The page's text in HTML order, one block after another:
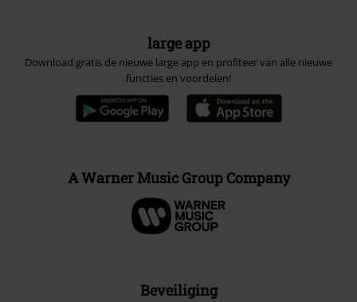
large app
Download gratis de nieuwe large app en profiteer van alle nieuwe
functies en voordelen!
A Warner Music Group Company
Beveiliging